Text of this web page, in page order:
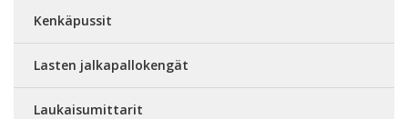
Kenkäpussit
Lasten jalkapallokengät
Laukaisumittarit